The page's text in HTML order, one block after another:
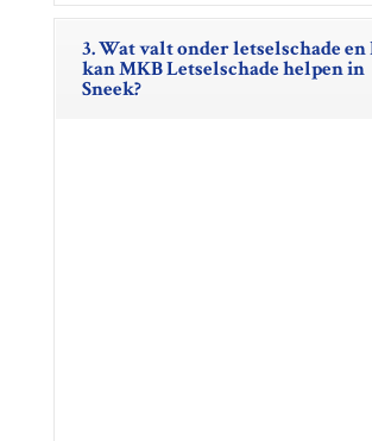
3. Wat valt onder letselschade en
kan MKB Letselschade helpen in
Sneek?